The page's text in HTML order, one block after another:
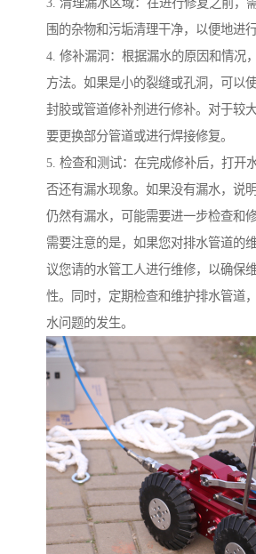
3. 清理漏水区域：在进行修复之前，
围的杂物和污垢清理干净，以便地进
4. 修补漏洞：根据漏水的原因和情况
方法。如果是小的裂缝或孔洞，可以
封胶或管道修补剂进行修补。对于较
要更换部分管道或进行焊接修复。
5. 检查和测试：在完成修补后，打开
否还有漏水现象。如果没有漏水，说
仍然有漏水，可能需要进一步检查和修
需要注意的是，如果您对排水管道的
议您请的水管工人进行维修，以确保
性。同时，定期检查和维护排水管道
水问题的发生。